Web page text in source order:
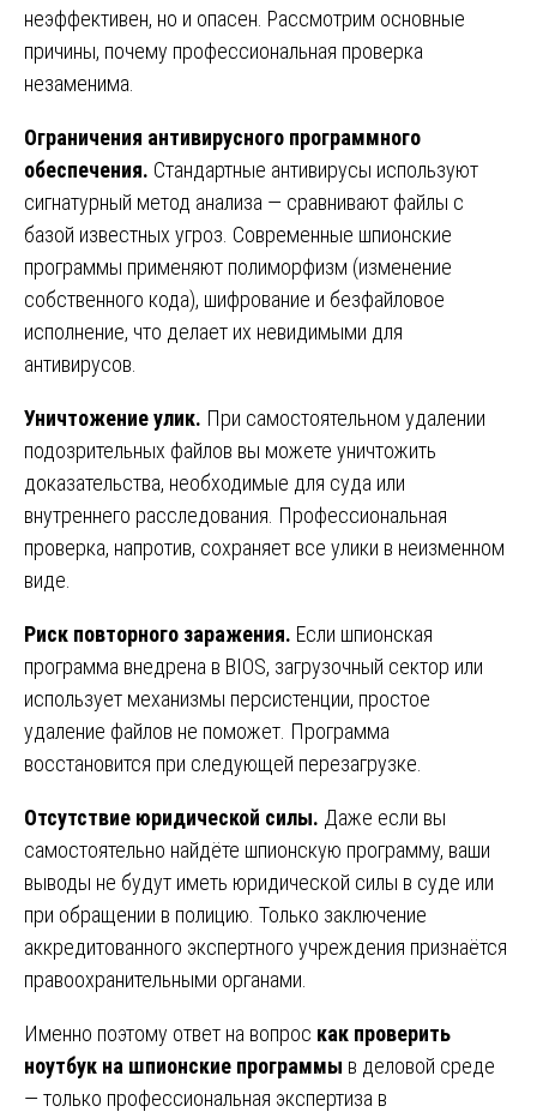
неэффективен, но и опасен. Рассмотрим основные
причины, почему профессиональная проверка
незаменима.
Ограничения антивирусного программного
обеспечения. Стандартные антивирусы используют
сигнатурный метод анализа — сравнивают файлы с
базой известных угроз. Современные шпионские
программы применяют полиморфизм (изменение
собственного кода), шифрование и безфайловое
исполнение, что делает их невидимыми для
антивирусов.
Уничтожение улик. При самостоятельном удалении
подозрительных файлов вы можете уничтожить
доказательства, необходимые для суда или
внутреннего расследования. Профессиональная
проверка, напротив, сохраняет все улики в неизменном
виде.
Риск повторного заражения. Если шпионская
программа внедрена в BIOS, загрузочный сектор или
использует механизмы персистенции, простое
удаление файлов не поможет. Программа
восстановится при следующей перезагрузке.
Отсутствие юридической силы. Даже если вы
самостоятельно найдёте шпионскую программу, ваши
выводы не будут иметь юридической силы в суде или
при обращении в полицию. Только заключение
аккредитованного экспертного учреждения признаётся
правоохранительными органами.
Именно поэтому ответ на вопрос как проверить
ноутбук на шпионские программы в деловой среде
— только профессиональная экспертиза в